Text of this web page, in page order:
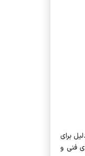
دلیل برای
فنی و